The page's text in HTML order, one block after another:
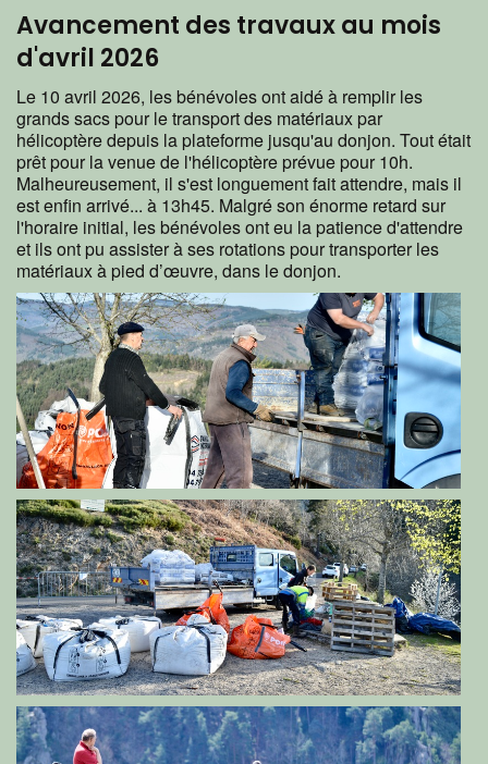
Avancement des travaux au mois
d'avril 2026
Le 10 avril 2026, les bénévoles ont aidé à remplir les
grands sacs pour le transport des matériaux par
hélicoptère depuis la plateforme jusqu'au donjon. Tout était
prêt pour la venue de l'hélicoptère prévue pour 10h.
Malheureusement, il s'est longuement fait attendre, mais il
est enfin arrivé... à 13h45. Malgré son énorme retard sur
l'horaire initial, les bénévoles ont eu la patience d'attendre
et ils ont pu assister à ses rotations pour transporter les
matériaux à pied d’œuvre, dans le donjon.